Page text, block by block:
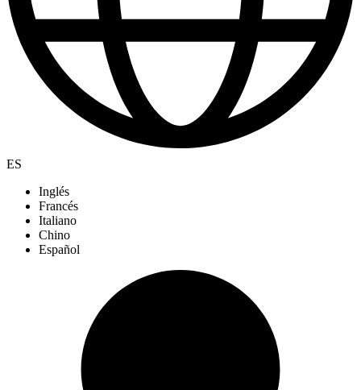
ES
Inglés
Francés
Italiano
Chino
Español